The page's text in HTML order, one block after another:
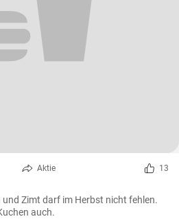
Aktie 13
und Zimt darf im Herbst nicht fehlen.
auch.